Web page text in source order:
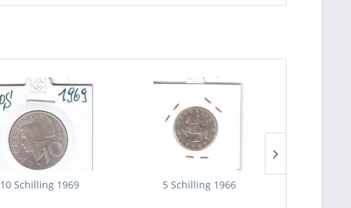
10 Schilling 1969 5 Schilling 1966